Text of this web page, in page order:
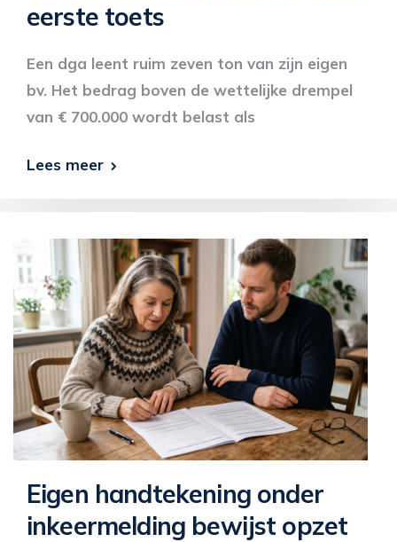
eerste toets
Een dga leent ruim zeven ton van zijn eigen
bv. Het bedrag boven de wettelijke drempel
van € 700.000 wordt belast als
Lees meer
Eigen handtekening onder
inkeermelding bewijst opzet